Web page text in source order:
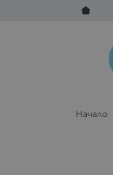
Начало